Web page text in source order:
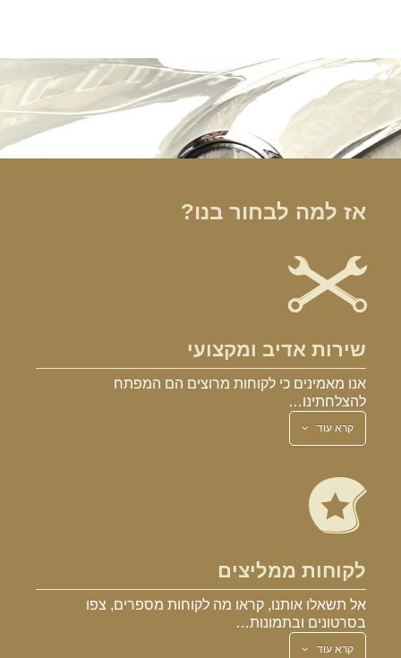
אז למה לבחור בנו?
שירות אדיב ומקצועי
אנו מאמינים כי לקוחות מרוצים הם המפתח
להצלחתינו…
קרא עוד
לקוחות ממליצים
אל תשאלו אותנו, קראו מה לקוחות מספרים, צפו
בסרטונים ובתמונות…
קרא עוד
הרכב הוא האהבה הראשונה שלך?
במקום לקבל שטויות במייל, הירשם ותתחיל לקבל מאיתנו אהבה מוטורית